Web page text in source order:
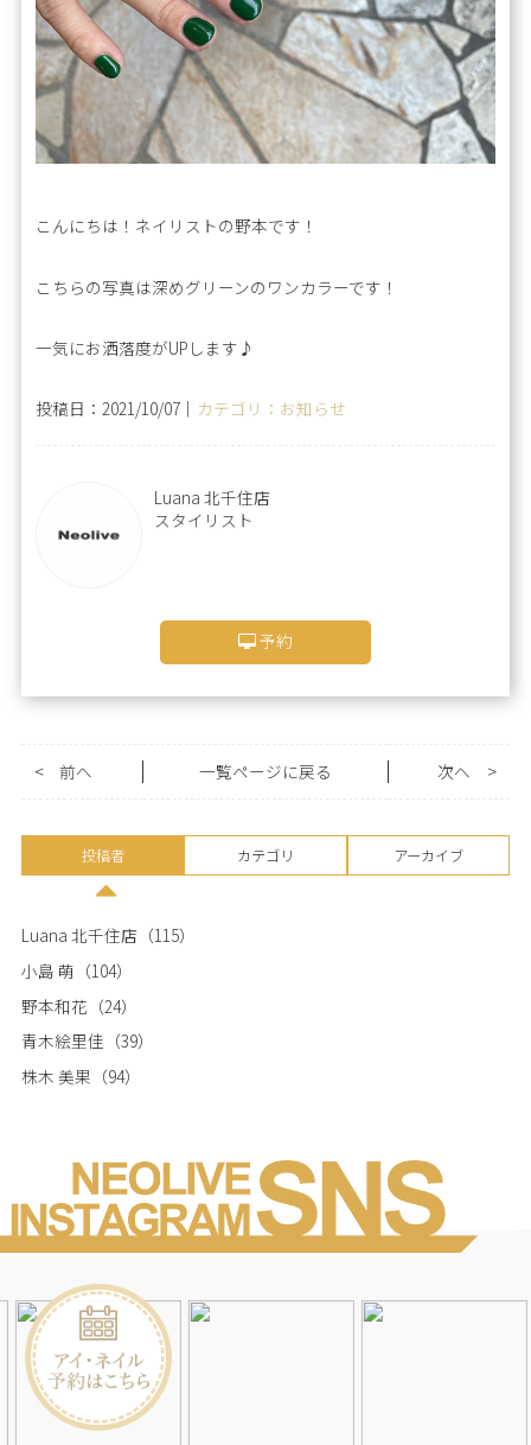
こんにちは！ネイリストの野本です！
こちらの写真は深めグリーンのワンカラーです！
一気にお洒落度がUPします♪
投稿日：2021/10/07｜ カテゴリ：お知らせ
Luana 北千住店
スタイリスト
予約
< 前へ 一覧ページに戻る >
次へ
投稿者 カテゴリ アーカイブ
Luana 北千住店 （115）
小島 萌 （104）
野本和花 （24）
青木絵里佳 （39）
株木 美果 （94）